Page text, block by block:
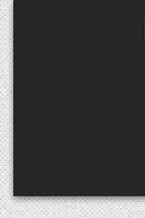
Skip
to
content